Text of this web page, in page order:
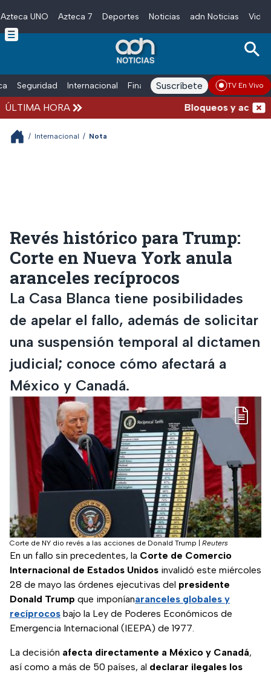
Skip to main content
Azteca UNO Azteca 7 Deportes Noticias adn Noticias
Seguridad Internacional Finanzas adn Noticias Radio
Suscríbete TV En Vivo
ÚLTIMA HORA Bloqueos y
/ Internacional / Nota
Revés histórico para Trump:
Corte en Nueva York anula
aranceles recíprocos
La Casa Blanca tiene posibilidades
de apelar el fallo, además de solicitar
una suspensión temporal al dictamen
judicial; conoce cómo afectará a
México y Canadá.
Corte de NY dio revés a las acciones de Donald Trump Reuters
En un fallo sin precedentes, la Corte de Comercio
Internacional de Estados Unidos invalidó este miércoles
28 de mayo las órdenes ejecutivas del presidente
Donald Trump que imponíanaranceles globales y
recíprocos bajo la Ley de Poderes Económicos de
Emergencia Internacional (IEEPA) de 1977.
La decisión afecta directamente a México y Canadá,
así como a más de 50 países, al declarar ilegales los